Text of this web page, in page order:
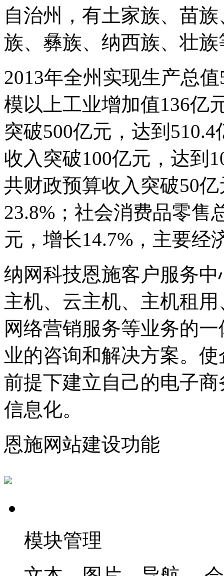
自治州，有土家族、苗
族、彝族、纳西族、壮
2013年全州实现生产总
模以上工业增加值136亿
突破500亿元，达到
收入突破100亿元，达到
共财政预算收入突破50
23.8%；社会消费品零售
元，增长14.7%，主要经
纳网科技恩施客户服务
主机、云主机、主机租
网络营销服务等业务的
业的咨询和解决方案。
前提下建立自己的电子
信息化。
恩施网站建设功能
模块管理